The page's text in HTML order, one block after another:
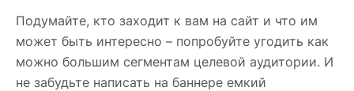
Подумайте, кто заходит к вам на сайт и что им
может быть интересно – попробуйте угодить как
можно большим сегментам целевой аудитории. И
не забудьте написать на баннере емкий